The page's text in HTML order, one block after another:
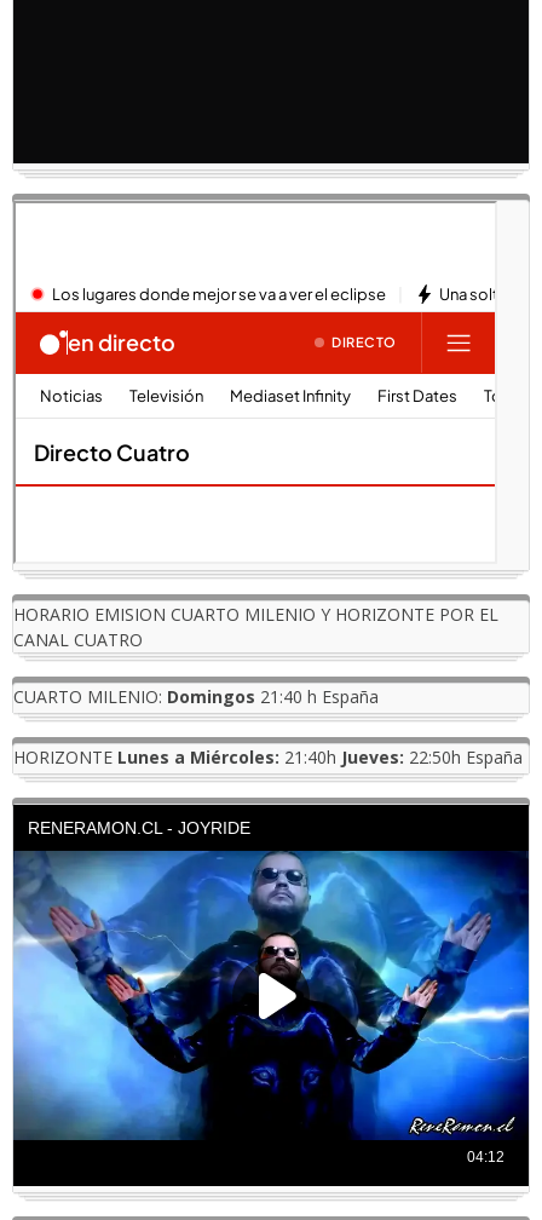
HORARIO EMISION CUARTO MILENIO Y HORIZONTE POR EL
CANAL CUATRO
CUARTO MILENIO: Domingos 21:40 h España
HORIZONTE Lunes a Miércoles: 21:40h Jueves: 22:50h España